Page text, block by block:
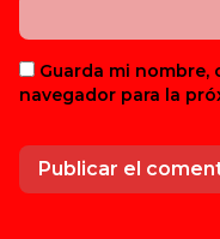
Guarda mi
navegador para la